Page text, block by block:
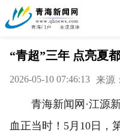
“青超”三年 点亮夏都
2026-05-10 07:46:13 来源
青海新闻网·江源新
血正当时！5月10日，